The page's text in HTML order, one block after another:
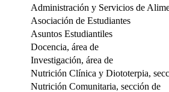
Administración y Servicios de
Asociación de Estudiantes
Asuntos Estudiantiles
Docencia, área de
Investigación, área de
Nutrición Clínica y Diototerpia,
Nutrición Comunitaria, sección de